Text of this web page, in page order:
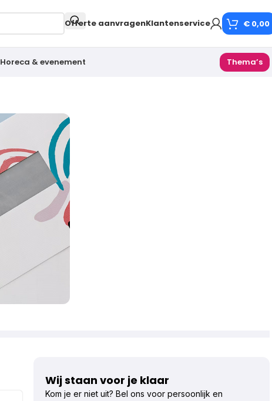
Offerte aanvragenKlantenservice € 0,00
Horeca & evenement Thema’s
Wij staan voor je klaar
Kom je er niet uit? Bel ons voor persoonlijk en